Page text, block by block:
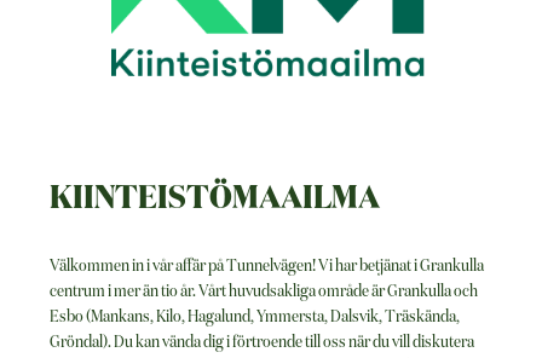
KIINTEISTÖMAAILMA
Välkommen in i vår affär på Tunnelvägen! Vi har betjänat i Grankulla
centrum i mer än tio år. Vårt huvudsakliga område är Grankulla och
Esbo (Mankans, Kilo, Hagalund, Ymmersta, Dalsvik, Träskända,
Gröndal). Du kan vända dig i förtroende till oss när du vill diskutera